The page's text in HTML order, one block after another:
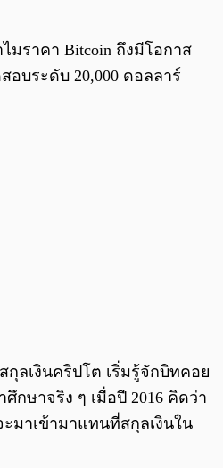
มราคา Bitcoin ถึงมีโอกาส
อบระดับ 20,000 ดอลลาร์
ลเงินคริปโต เริ่มรู้จักบิทคอย
กษาจริง ๆ เมื่อปี 2016 คิดว่า
มาเข้ามาแทนที่สกุลเงินใน